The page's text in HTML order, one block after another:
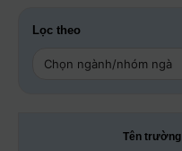
Lọc theo
Tên trường